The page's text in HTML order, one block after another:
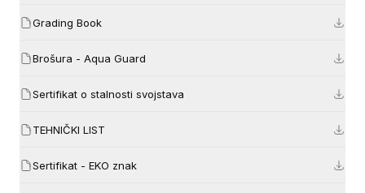
Grading Book
Brošura - Aqua Guard
Sertifikat o stalnosti svojstava
TEHNIČKI LIST
Sertifikat - EKO znak